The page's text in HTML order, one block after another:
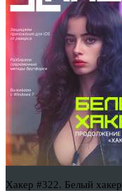
Хакер #322. Белый хакер